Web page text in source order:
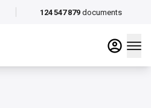
124 547 879 documents